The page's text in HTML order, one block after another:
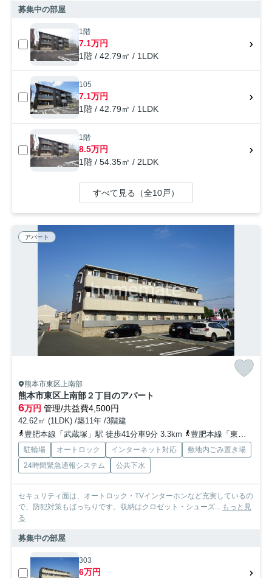
募集中の部屋
1階
7.1万円
1階 / 42.79㎡ / 1LDK
105
7.1万円
1階 / 42.79㎡ / 1LDK
1階
8.5万円
1階 / 54.35㎡ / 2LDK
すべて見る（全10戸）
アパート
熊本市東区上南部
熊本市東区上南部２丁目のアパート
6万円 管理/共益費4,500円
42.62㎡ (1LDK) /築11年 /3階建
豊肥本線「武蔵塚」駅 徒歩41分車9分 3.3km
豊肥本線「東海学園前」駅 徒歩42分
駐輪場 オートロック インターネット対応
敷地内ごみ置き場
24時間緊急通報システム
公共下水
セキュリティ面は、オートロック・TVインターホンなど充実しているの
で、防犯対策もばっちりです。収納はクロゼット・シューズ... もっと見
る
募集中の部屋
303
6万円